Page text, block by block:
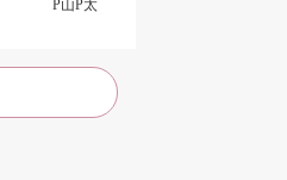
P山P太